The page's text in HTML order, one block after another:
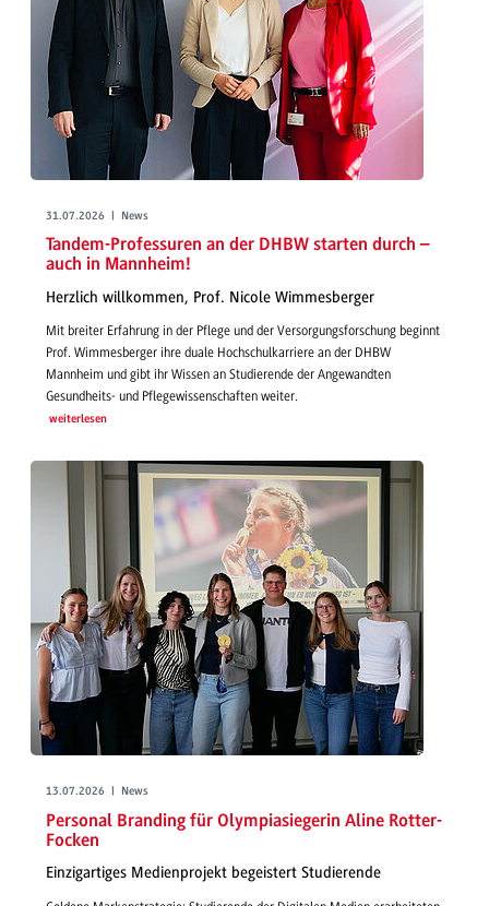
31.07.2026 | News
Tandem-Professuren an der DHBW starten durch –
auch in Mannheim!
Herzlich willkommen, Prof. Nicole Wimmesberger
Mit breiter Erfahrung in der Pflege und der Versorgungsforschung beginnt
Prof. Wimmesberger ihre duale Hochschulkarriere an der DHBW
Mannheim und gibt ihr Wissen an Studierende der Angewandten
Gesundheits- und Pflegewissenschaften weiter.
weiterlesen
13.07.2026 | News
Personal Branding für Olympiasiegerin Aline Rotter-
Focken
Einzigartiges Medienprojekt begeistert Studierende